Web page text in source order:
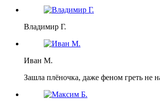
Владимир Г.
Иван М.
Зашла плёночка, даже феном греть не